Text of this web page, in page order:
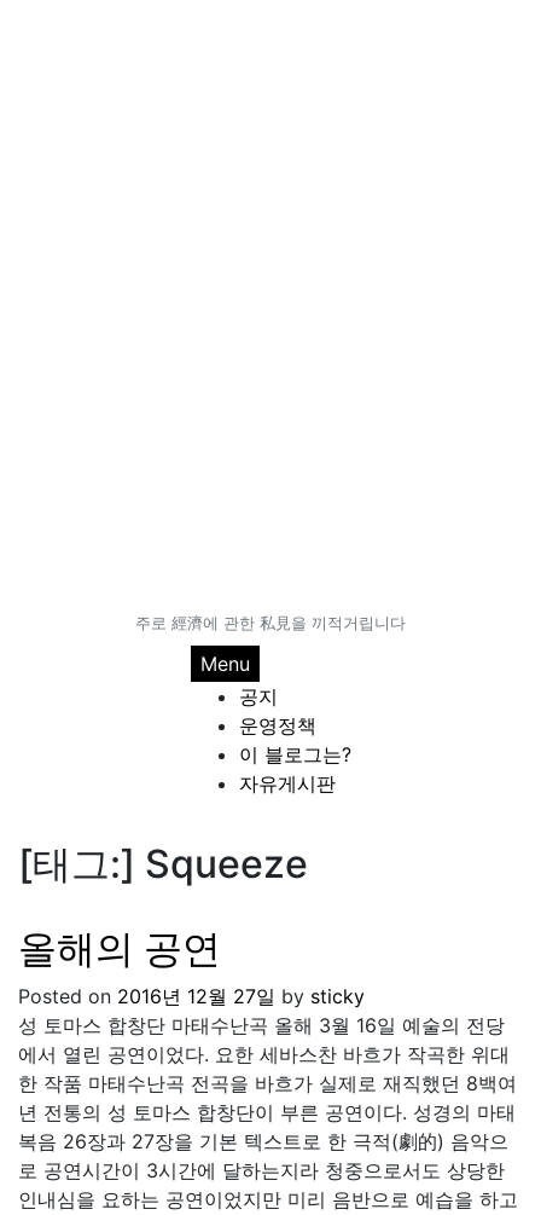
주로 經濟에 관한 私見을 끼적거립니다
Menu
공지
운영정책
이 블로그는?
자유게시판
[태그:] Squeeze
올해의 공연
Posted on 2016년 12월 27일 by sticky
성 토마스 합창단 마태수난곡 올해 3월 16일 예술의 전당
에서 열린 공연이었다. 요한 세바스찬 바흐가 작곡한 위대
한 작품 마태수난곡 전곡을 바흐가 실제로 재직했던 8백여
년 전통의 성 토마스 합창단이 부른 공연이다. 성경의 마태
복음 26장과 27장을 기본 텍스트로 한 극적(劇的) 음악으
로 공연시간이 3시간에 달하는지라 청중으로서도 상당한
인내심을 요하는 공연이었지만 미리 음반으로 예습을 하고